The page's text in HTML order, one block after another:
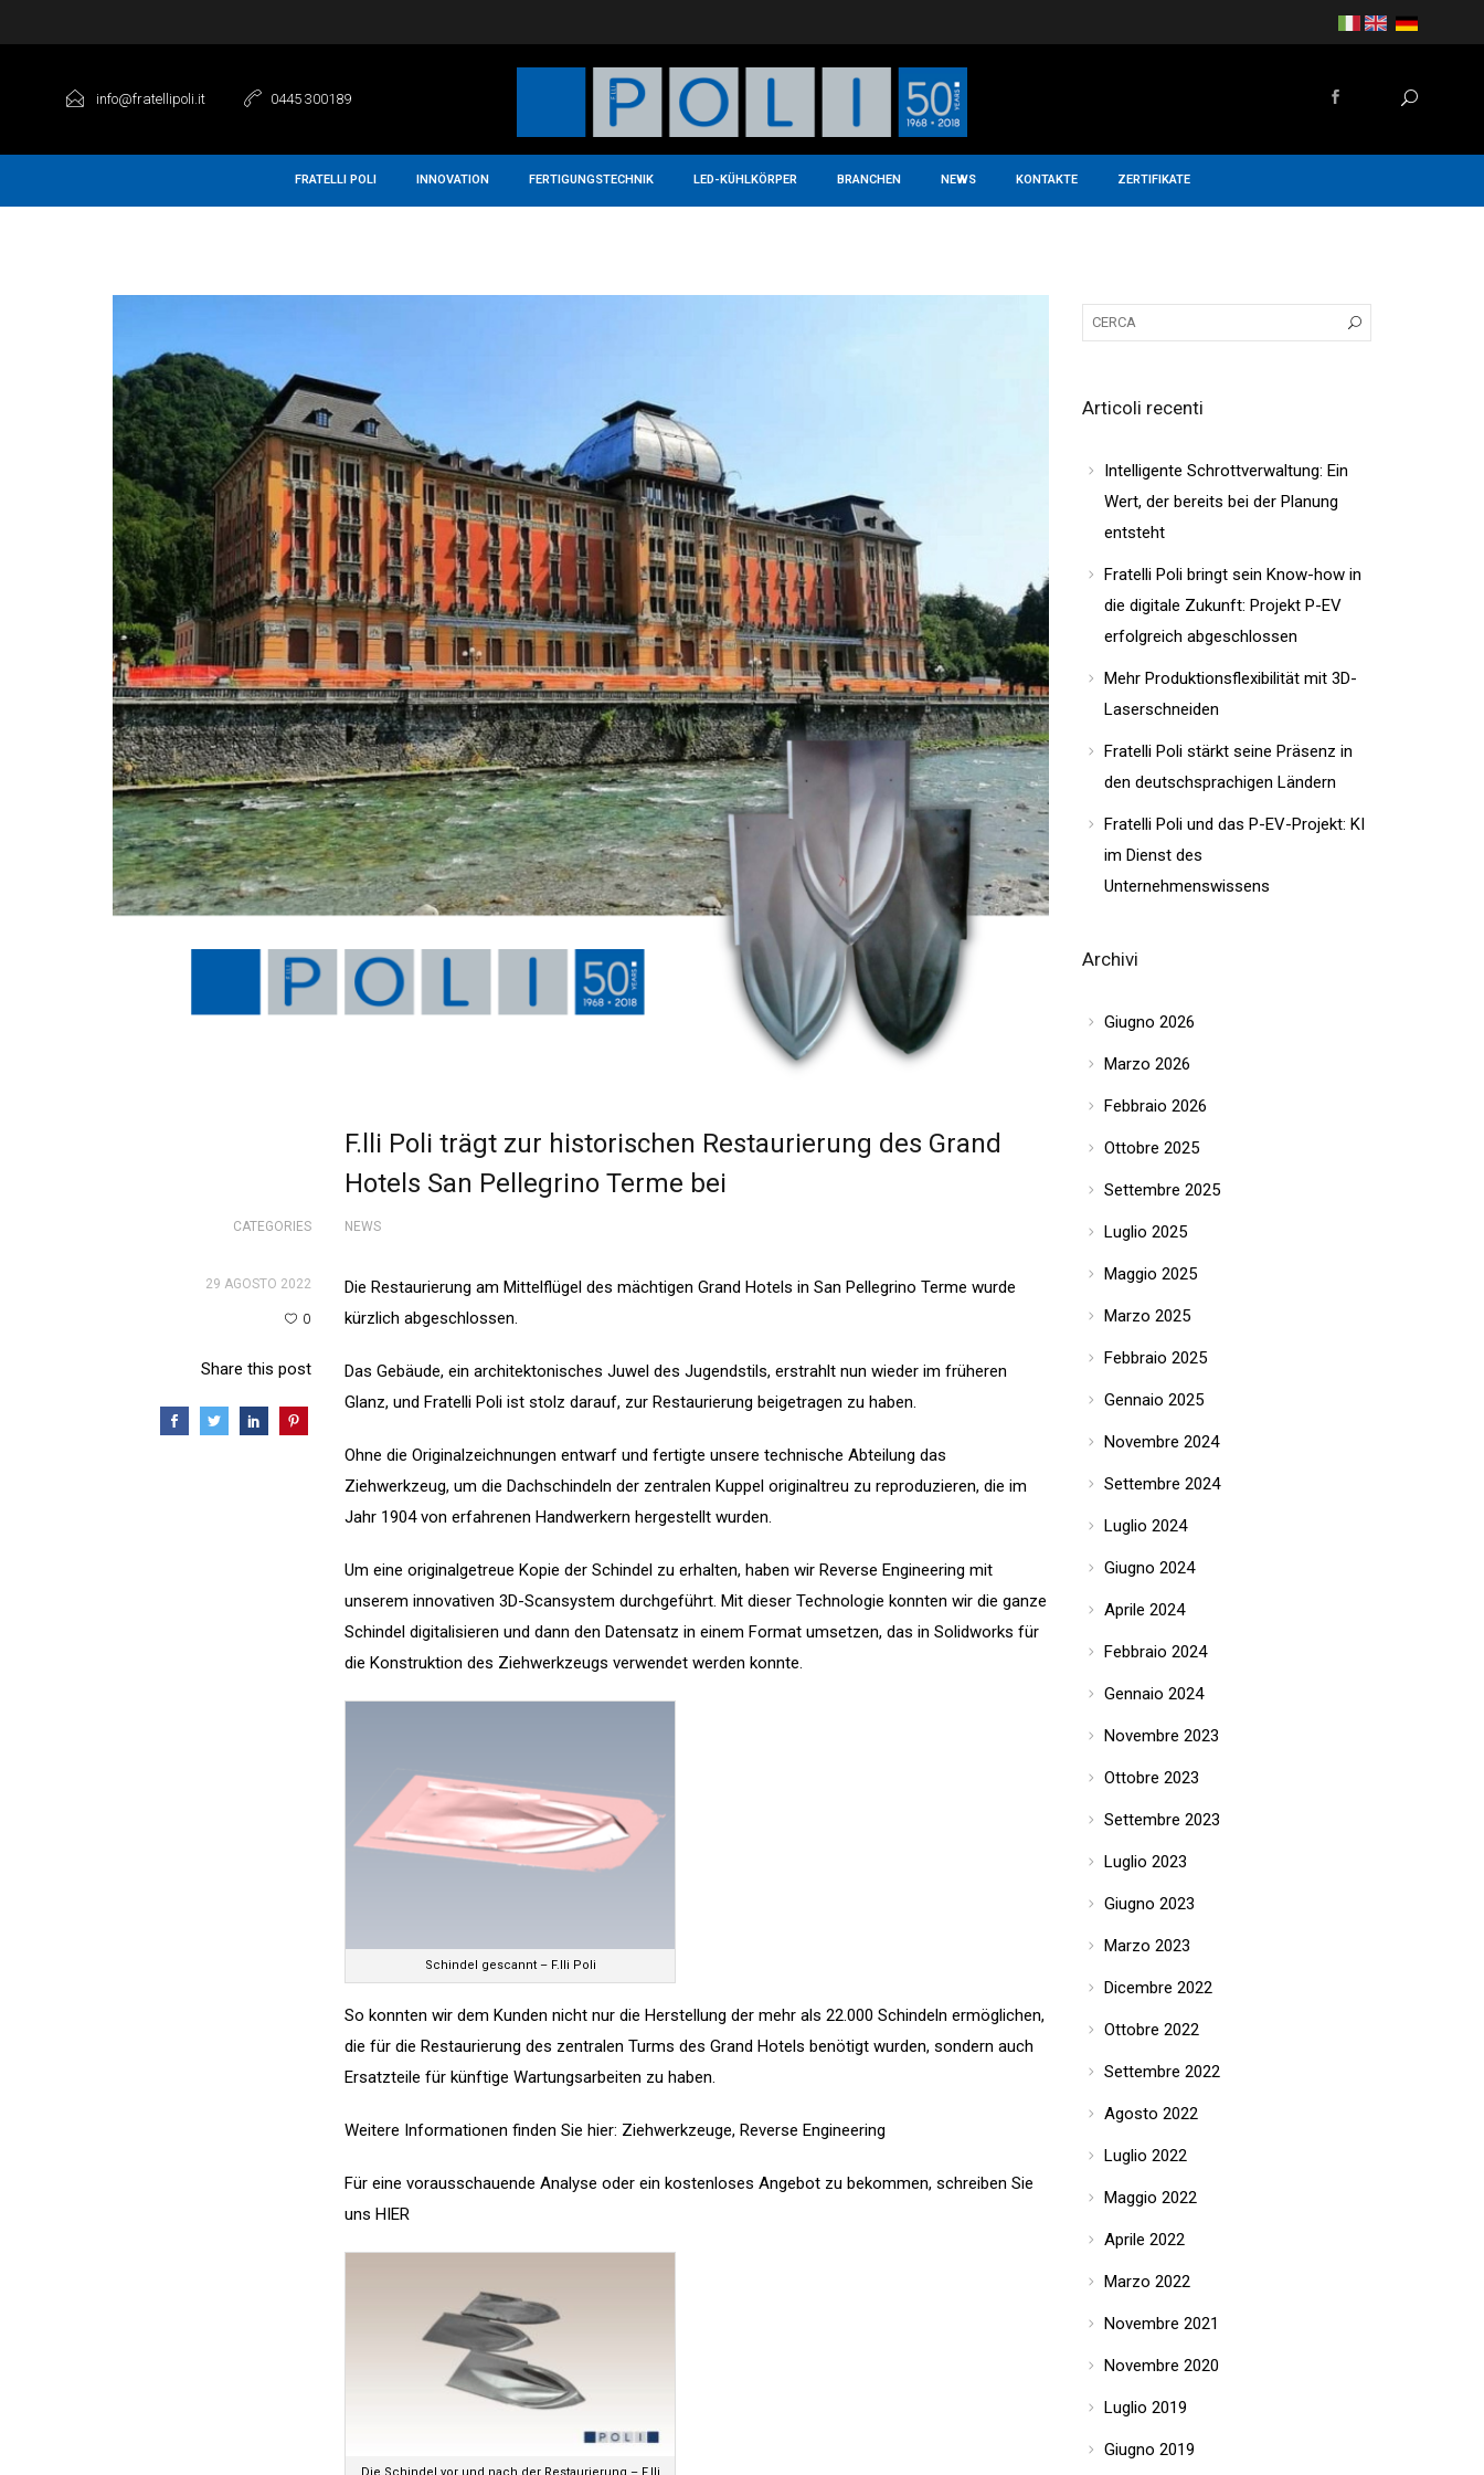
info@fratellipoli.it 0445 300189
FRATELLI POLI INNOVATION FERTIGUNGSTECHNIK LED-KÜHLKÖRPER BRANCHEN NEWS KONTAKTE ZERTIFIKATE
F.lli Poli trägt zur historischen Restaurierung des Grand
Hotels San Pellegrino Terme bei
CATEGORIES NEWS
29 AGOSTO 2022
0
Share this post
Die Restaurierung am Mittelflügel des mächtigen Grand Hotels in San Pellegrino Terme wurde
kürzlich abgeschlossen.
Das Gebäude, ein architektonisches Juwel des Jugendstils, erstrahlt nun wieder im früheren
Glanz, und Fratelli Poli ist stolz darauf, zur Restaurierung beigetragen zu haben.
Ohne die Originalzeichnungen entwarf und fertigte unsere technische Abteilung das
Ziehwerkzeug, um die Dachschindeln der zentralen Kuppel originaltreu zu reproduzieren, die im
Jahr 1904 von erfahrenen Handwerkern hergestellt wurden.
Um eine originalgetreue Kopie der Schindel zu erhalten, haben wir Reverse Engineering mit
unserem innovativen 3D-Scansystem durchgeführt. Mit dieser Technologie konnten wir die ganze
Schindel digitalisieren und dann den Datensatz in einem Format umsetzen, das in Solidworks für
die Konstruktion des Ziehwerkzeugs verwendet werden konnte.
Schindel gescannt – F.lli Poli
So konnten wir dem Kunden nicht nur die Herstellung der mehr als 22.000 Schindeln ermöglichen,
die für die Restaurierung des zentralen Turms des Grand Hotels benötigt wurden, sondern auch
Ersatzteile für künftige Wartungsarbeiten zu haben.
Weitere Informationen finden Sie hier: Ziehwerkzeuge, Reverse Engineering
Für eine vorausschauende Analyse oder ein kostenloses Angebot zu bekommen, schreiben Sie
uns HIER
Die Schindel vor und nach der Restaurierung – F.lli
Articoli recenti
Intelligente Schrottverwaltung: Ein
Wert, der bereits bei der Planung
entsteht
Fratelli Poli bringt sein Know-how in
die digitale Zukunft: Projekt P-EV
erfolgreich abgeschlossen
Mehr Produktionsflexibilität mit 3D-
Laserschneiden
Fratelli Poli stärkt seine Präsenz in
den deutschsprachigen Ländern
Fratelli Poli und das P-EV-Projekt: KI
im Dienst des
Unternehmenswissens
Archivi
Giugno 2026
Marzo 2026
Febbraio 2026
Ottobre 2025
Settembre 2025
Luglio 2025
Maggio 2025
Marzo 2025
Febbraio 2025
Gennaio 2025
Novembre 2024
Settembre 2024
Luglio 2024
Giugno 2024
Aprile 2024
Febbraio 2024
Gennaio 2024
Novembre 2023
Ottobre 2023
Settembre 2023
Luglio 2023
Giugno 2023
Marzo 2023
Dicembre 2022
Ottobre 2022
Settembre 2022
Agosto 2022
Luglio 2022
Maggio 2022
Aprile 2022
Marzo 2022
Novembre 2021
Novembre 2020
Luglio 2019
Giugno 2019